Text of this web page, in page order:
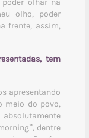
olho, poder
frente, assim,
tem
apresentando
meio do povo,
dentre